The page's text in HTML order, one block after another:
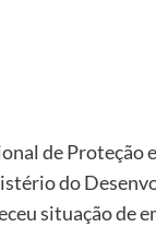
de Proteção
do
situação de